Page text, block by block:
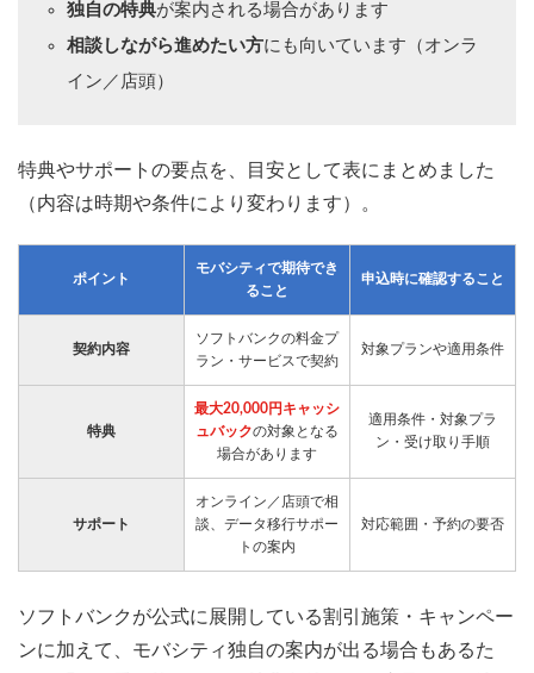
独自の特典が案内される場合があります
相談しながら進めたい方にも向いています（オンラ
イン／店頭）
特典やサポートの要点を、目安として表にまとめました
（内容は時期や条件により変わります）。
ポイント
モバシティで期待でき
ること
申込時に確認すること
契約内容
ソフトバンクの料金プ
ラン・サービスで契約
対象プランや適用条件
特典
最大20,000円キャッシ
ュバックの対象となる
場合があります
適用条件・対象プラ
ン・受け取り手順
サポート
オンライン／店頭で相
談、データ移行サポー
トの案内
対応範囲・予約の要否
ソフトバンクが公式に展開している割引施策・キャンペー
ンに加えて、モバシティ独自の案内が出る場合もあるた